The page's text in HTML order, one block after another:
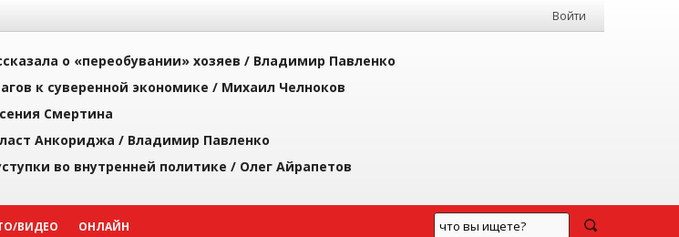
Войти
о «переобувании» хозяев / Владимир Павленко
к суверенной экономике / Михаил Челноков
Смертина
Анкориджа / Владимир Павленко
во внутренней политике / Олег Айрапетов
ВИДЕО ОНЛАЙН